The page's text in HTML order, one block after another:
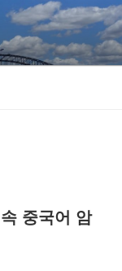
중국어 암